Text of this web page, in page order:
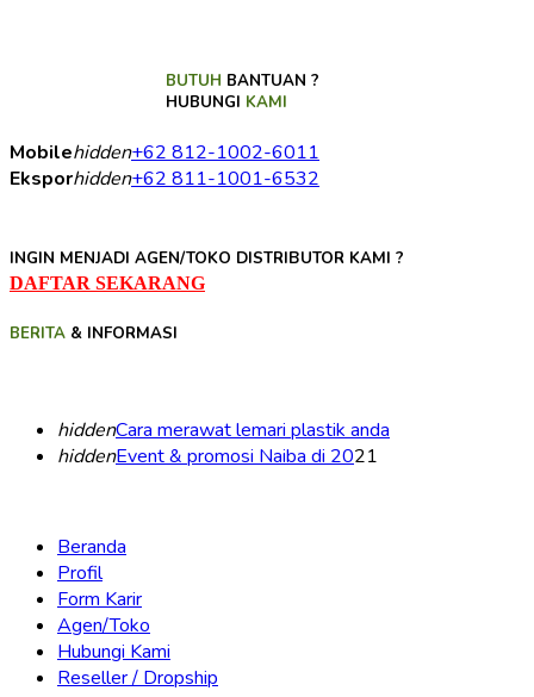
BUTUH BANTUAN ?
HUBUNGI KAMI
Mobilehidden+62 812-1002-6011
Eksporhidden+62 811-1001-6532
INGIN MENJADI AGEN/TOKO DISTRIBUTOR KAMI ?
DAFTAR SEKARANG
BERITA & INFORMASI
hiddenCara merawat lemari plastik anda
hiddenEvent & promosi Naiba di 2021
Beranda
Profil
Form Karir
Agen/Toko
Hubungi Kami
Reseller / Dropship